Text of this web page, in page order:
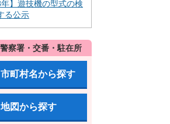
年】遊技機の型式の検
る公示
察署・交番・駐在所
市町村名から探す
地図から探す